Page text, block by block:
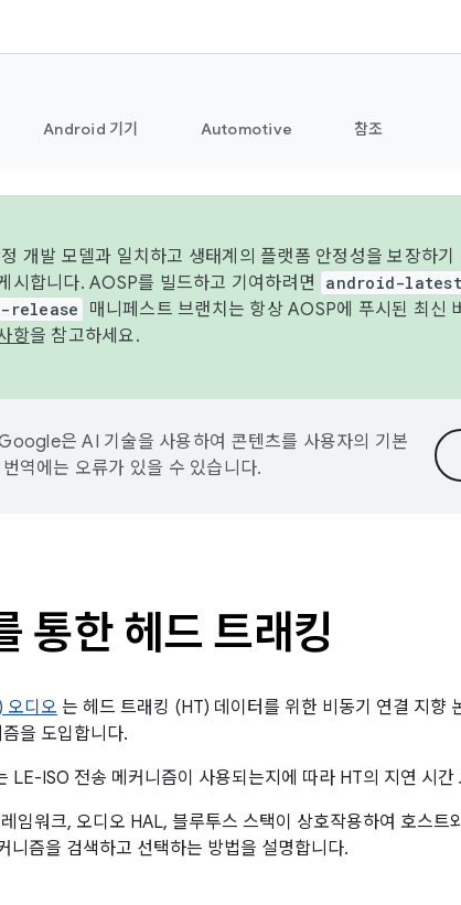
Android 기기 Automotive 참조
개발 모델과 일치하고 생태계의 플랫폼 안정성을 보장하기
시합니다. AOSP를 빌드하고 기여하려면
android-
release
매니페스트 브랜치는 항상 AOSP에 푸시된 최신
항을 참고하세요.
은 AI 기술을 사용하여 콘텐츠를 사용자의 기본
역에는 오류가 있을 수 있습니다.
통한 헤드 트래킹
오디오 는 헤드 트래킹 (HT) 데이터를 위한 비동기 연결 지향
을 도입합니다.
LE-ISO 전송 메커니즘이 사용되는지에 따라 HT의 지연 시간
임워크, 오디오 HAL, 블루투스 스택이 상호작용하여 호스트
니즘을 검색하고 선택하는 방법을 설명합니다.